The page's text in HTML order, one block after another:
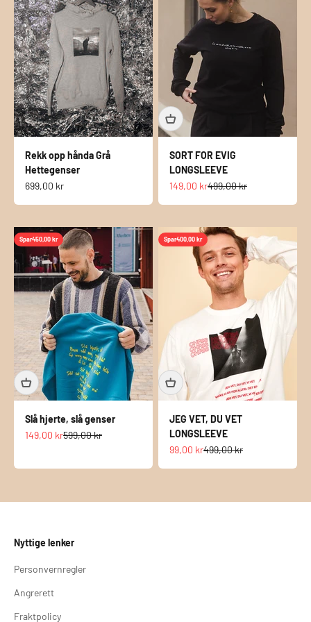
Rekk opp hånda Grå
Hettegenser
Salgspris
699,00 kr
SORT FOR EVIG
LONGSLEEVE
Salgspris
149,00 krNormalpris
499,00 kr
Spar450,00 kr
Slå hjerte, slå genser
Salgspris
149,00 krNormalpris
599,00 kr
Spar400,00 kr
JEG VET, DU VET
LONGSLEEVE
Salgspris
99,00 krNormalpris
499,00 kr
Nyttige lenker
Personvernregler
Angrerett
Fraktpolicy